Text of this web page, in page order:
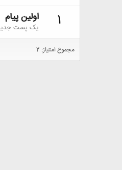
1 اولین پیام
یک پست جدید
مجموع امتیاز: 2